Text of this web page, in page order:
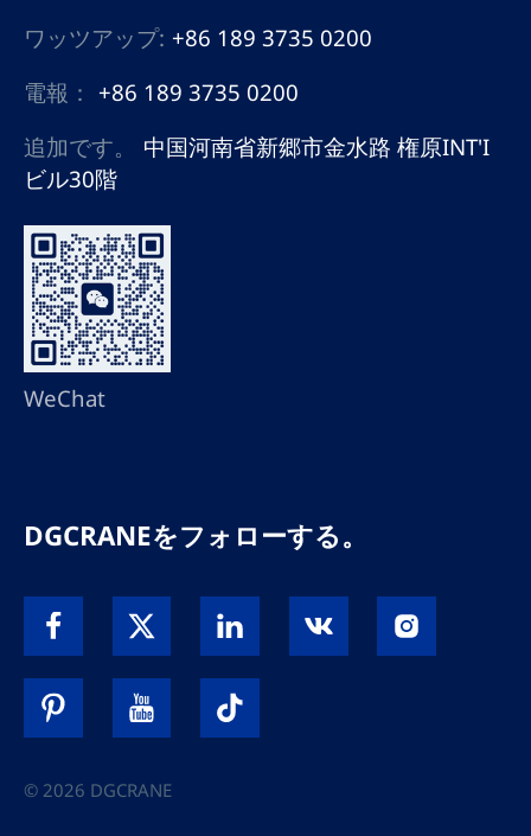
ワッツアップ: +86 189 3735 0200
電報： +86 189 3735 0200
追加です。
中国河南省新郷市金水路 権原INT'I
ビル30階
WeChat
DGCRANEをフォローする。
© 2026 DGCRANE